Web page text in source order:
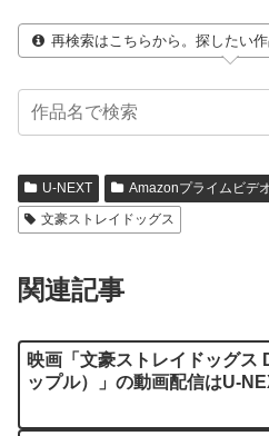
再検索はこちらから。探したい
U-NEXT Amazonプライムビデ
文豪ストレイドッグス
関連記事
映画「文豪ストレイドッグ
ップル）」の動画配信はU-